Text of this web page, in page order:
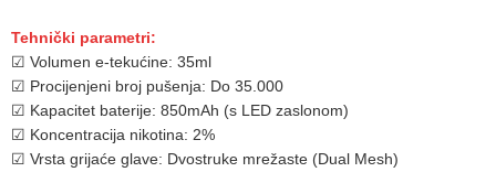
Tehnički parametri:
☑ Volumen e-tekućine: 35ml
☑ Procijenjeni broj pušenja: Do 35.000
☑ Kapacitet baterije: 850mAh (s LED zaslonom)
☑ Koncentracija nikotina: 2%
☑ Vrsta grijaće glave: Dvostruke mrežaste (Dual Mesh)